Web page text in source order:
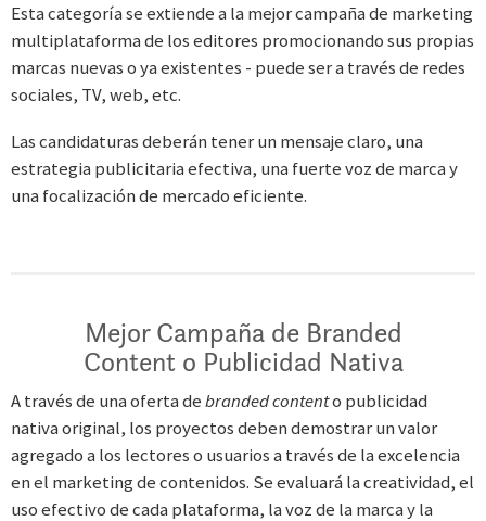
Esta categoría se extiende a la mejor campaña de marketing
multiplataforma de los editores promocionando sus propias
marcas nuevas o ya existentes - puede ser a través de redes
sociales, TV, web, etc.
Las candidaturas deberán tener un mensaje claro, una
estrategia publicitaria efectiva, una fuerte voz de marca y
una focalización de mercado eficiente.
Mejor Campaña de Branded
Content o Publicidad Nativa
A través de una oferta debranded contento publicidad
nativa original, los proyectos deben demostrar un valor
agregado a los lectores o usuarios a través de la excelencia
en el marketing de contenidos. Se evaluará la creatividad, el
uso efectivo de cada plataforma, la voz de la marca y la